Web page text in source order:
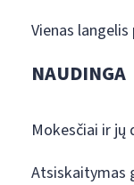
Vienas
NAUDINGA
Mokesčiai ir jų
Atsiskaitymas